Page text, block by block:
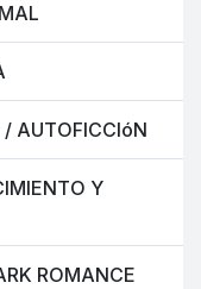
/ AUTOFICCIóN
Y
ROMANCE